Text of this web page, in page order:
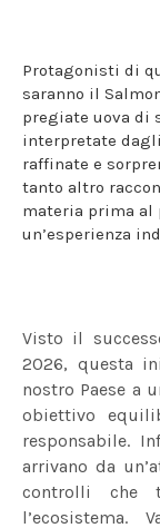
Protagonisti di
saranno il
pregiate uova di
interpretate
raffinate e
tanto altro
materia prima al
un’esperienza
Visto il
2026, questa
nostro Paese a
obiettivo
responsabile.
arrivano da
controlli che